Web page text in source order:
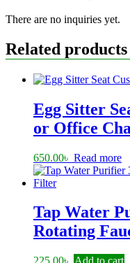
There are no inquiries yet.
Related products
Egg Sitter
or Office
650.00৳ Read more
Tap Water
Rotating